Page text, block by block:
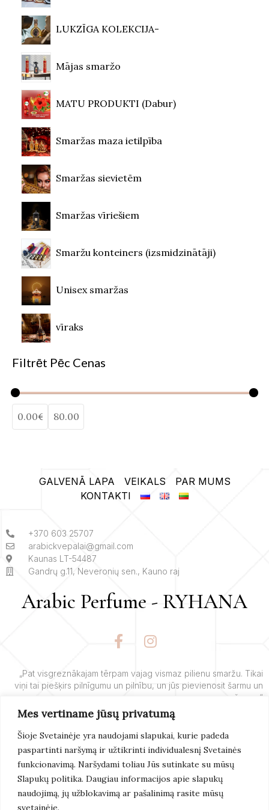
Mes vertiname jūsų privatumą
Šioje Svetainėje yra naudojami slapukai, kurie padeda
paspartinti naršymą ir užtikrinti individualesnį Svetainės
funkcionavimą. Naršydami toliau Jūs sutinkate su mūsų
Slapukų politika. Daugiau informacijos apie slapukų
naudojimą, jų užblokavimą ar pašalinimą rasite mūsų
svetainėje.
LUKZĪGA KOLEKCIJA-
Mājas smaržo
MATU PRODUKTI (Dabur)
Smaržas maza ietilpība
Smaržas sievietēm
Smaržas vīriešiem
Smaržu konteiners (izsmidzinātāji)
Unisex smaržas
vīraks
Filtrēt Pēc Cenas
GALVENĀ LAPA VEIKALS
PAR MUMS
KONTAKTI
+370 603 25707
arabickvepalai@gmail.com
Kaunas LT-54487
Gandrų g.11, Neveronių sen., Kauno raj
Arabic Perfume - RYHANA
F
a
e
b
o
k
-
f
I
n
t
a
g
r
a
m
„Pat visgreznākajam tērpam vajag vismaz pilienu smaržu. Tikai
viņi tai piešķirs pilnīgumu un pilnību, un jūs pievienosit šarmu un
šarmu.“
Lasīt